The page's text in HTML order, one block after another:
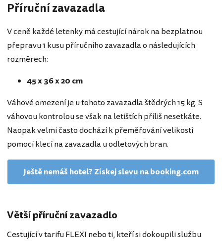
Příruční zavazadla
V ceně každé letenky má cestující nárok na bezplatnou
přepravu 1 kusu příručního zavazadla o následujících
rozměrech:
45 x 36 x 20 cm
Váhové omezení je u tohoto zavazadla štědrých 15 kg. S
váhovou kontrolou se však na letištích příliš nesetkáte.
Naopak velmi často dochází k přeměřování velikosti
pomocí klecí na zavazadla u odletových bran.
Ještě nemáš hotel? Získej slevu na booking.com
Větší příruční zavazadlo
Cestující v tarifu FLEXI nebo ti, kteří si dokoupili službu